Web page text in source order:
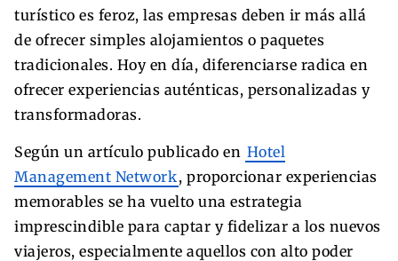
turístico es feroz, las empresas deben ir más allá
de ofrecer simples alojamientos o paquetes
tradicionales. Hoy en día, diferenciarse radica en
ofrecer experiencias auténticas, personalizadas y
transformadoras.
Según un artículo publicado en Hotel
Management Network, proporcionar experiencias
memorables se ha vuelto una estrategia
imprescindible para captar y fidelizar a los nuevos
viajeros, especialmente aquellos con alto poder